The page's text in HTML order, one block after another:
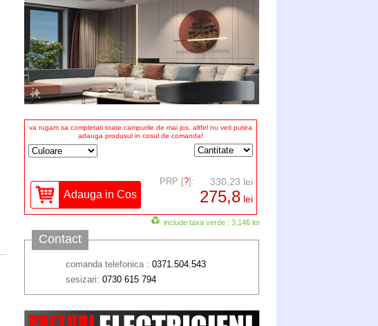
va rugam sa completati toate campurile de mai jos, altfel nu veti putea
adauga produsul in cosul de comanda!
PRP [?]: 330,23 lei
275,8 lei
include taxa verde : 3,146 lei
Contact
comanda telefonica : 0371.504.543
sesizari: 0730 615 794